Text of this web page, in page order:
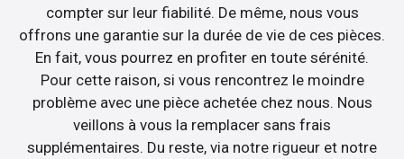
compter sur leur fiabilité. De même, nous vous
offrons une garantie sur la durée de vie de ces pièces.
En fait, vous pourrez en profiter en toute sérénité.
Pour cette raison, si vous rencontrez le moindre
problème avec une pièce achetée chez nous. Nous
veillons à vous la remplacer sans frais
supplémentaires. Du reste, via notre rigueur et notre